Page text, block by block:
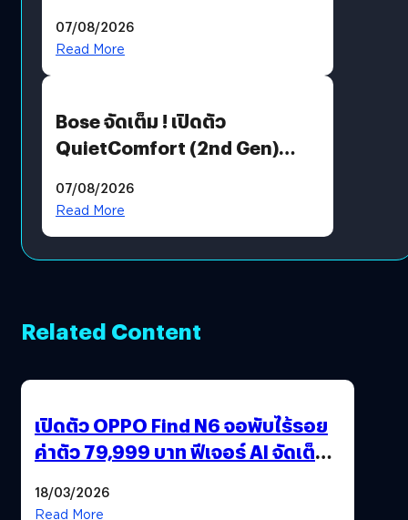
มีภาษาไทยด้วย
07/08/2026
Read More
Bose จัดเต็ม ! เปิดตัว
QuietComfort (2nd Gen)
07/08/2026
Read More
Related Content
เปิดตัว OPPO Find N6 จอพับไร้รอย
ค่าตัว 79,999 บาท ฟีเจอร์ AI จัดเต็ม
18/03/2026
Read More